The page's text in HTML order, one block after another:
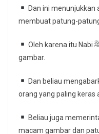
Dan ini menunjukkan
membuat patung-patung
Oleh karena itu Nabi ﷺ pun melaknat para tukang
gambar.
Dan beliau
orang yang paling keras
Beliau juga
macam gambar dan